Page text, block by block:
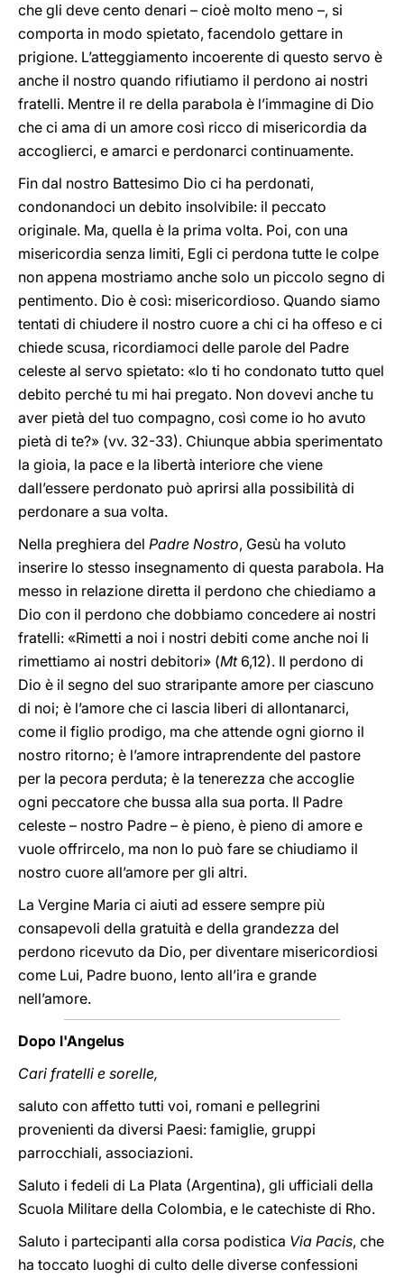
che gli deve cento denari – cioè molto meno –, si
comporta in modo spietato, facendolo gettare in
prigione. L’atteggiamento incoerente di questo servo è
anche il nostro quando rifiutiamo il perdono ai nostri
fratelli. Mentre il re della parabola è l’immagine di Dio
che ci ama di un amore così ricco di misericordia da
accoglierci, e amarci e perdonarci continuamente.
Fin dal nostro Battesimo Dio ci ha perdonati,
condonandoci un debito insolvibile: il peccato
originale. Ma, quella è la prima volta. Poi, con una
misericordia senza limiti, Egli ci perdona tutte le colpe
non appena mostriamo anche solo un piccolo segno di
pentimento. Dio è così: misericordioso. Quando siamo
tentati di chiudere il nostro cuore a chi ci ha offeso e ci
chiede scusa, ricordiamoci delle parole del Padre
celeste al servo spietato: «Io ti ho condonato tutto quel
debito perché tu mi hai pregato. Non dovevi anche tu
aver pietà del tuo compagno, così come io ho avuto
pietà di te?» (vv. 32-33). Chiunque abbia sperimentato
la gioia, la pace e la libertà interiore che viene
dall’essere perdonato può aprirsi alla possibilità di
perdonare a sua volta.
Nella preghiera del Padre Nostro, Gesù ha voluto
inserire lo stesso insegnamento di questa parabola. Ha
messo in relazione diretta il perdono che chiediamo a
Dio con il perdono che dobbiamo concedere ai nostri
fratelli: «Rimetti a noi i nostri debiti come anche noi li
rimettiamo ai nostri debitori» (Mt6,12). Il perdono di
Dio è il segno del suo straripante amore per ciascuno
di noi; è l’amore che ci lascia liberi di allontanarci,
come il figlio prodigo, ma che attende ogni giorno il
nostro ritorno; è l’amore intraprendente del pastore
per la pecora perduta; è la tenerezza che accoglie
ogni peccatore che bussa alla sua porta. Il Padre
celeste – nostro Padre – è pieno, è pieno di amore e
vuole offrircelo, ma non lo può fare se chiudiamo il
nostro cuore all’amore per gli altri.
La Vergine Maria ci aiuti ad essere sempre più
consapevoli della gratuità e della grandezza del
perdono ricevuto da Dio, per diventare misericordiosi
come Lui, Padre buono, lento all’ira e grande
nell’amore.
Dopo l'Angelus
Cari fratelli e sorelle,
saluto con affetto tutti voi, romani e pellegrini
provenienti da diversi Paesi: famiglie, gruppi
parrocchiali, associazioni.
Saluto i fedeli di La Plata (Argentina), gli ufficiali della
Scuola Militare della Colombia, e le catechiste di Rho.
Saluto i partecipanti alla corsa podistica Via Pacis, che
ha toccato luoghi di culto delle diverse confessioni